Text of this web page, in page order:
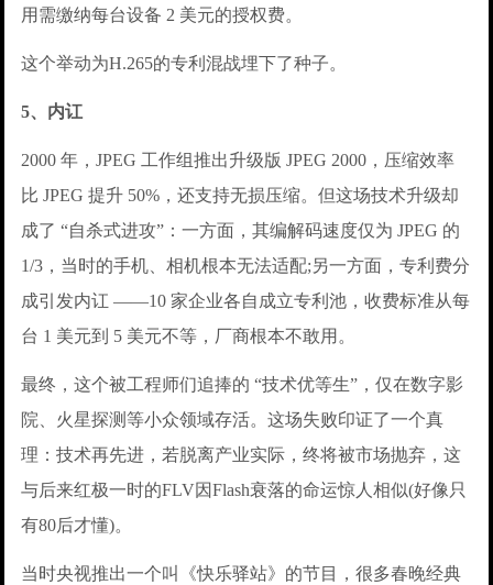
用需缴纳每台设备 2 美元的授权费。
这个举动为H.265的专利混战埋下了种子。
5、内讧
2000 年，JPEG 工作组推出升级版 JPEG 2000，压缩效率
比 JPEG 提升 50%，还支持无损压缩。但这场技术升级却
成了 “自杀式进攻”：一方面，其编解码速度仅为 JPEG 的
1/3，当时的手机、相机根本无法适配;另一方面，专利费分
成引发内讧 ——10 家企业各自成立专利池，收费标准从每
台 1 美元到 5 美元不等，厂商根本不敢用。
最终，这个被工程师们追捧的 “技术优等生”，仅在数字影
院、火星探测等小众领域存活。这场失败印证了一个真
理：技术再先进，若脱离产业实际，终将被市场抛弃，这
与后来红极一时的FLV因Flash衰落的命运惊人相似(好像只
有80后才懂)。
当时央视推出一个叫《快乐驿站》的节目，很多春晚经典